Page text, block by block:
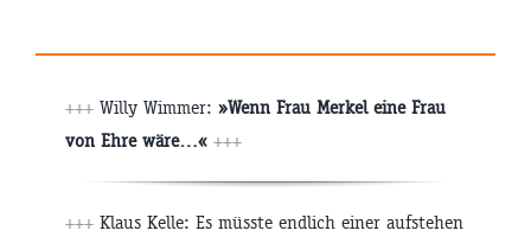
+++ Willy Wimmer: »Wenn Frau Merkel eine Frau
von Ehre wäre…« +++
+++ Klaus Kelle: Es müsste endlich einer aufstehen